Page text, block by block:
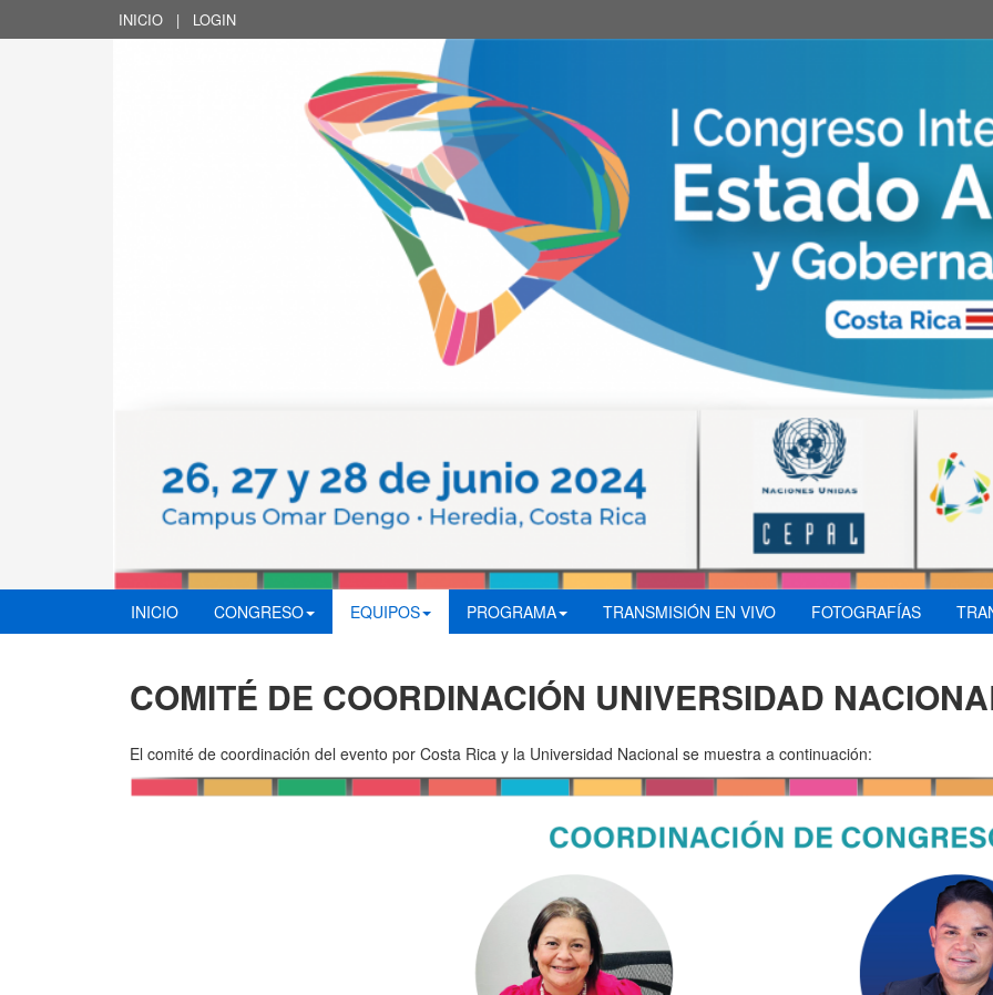
INICIO | LOGIN
INICIO CONGRESO EQUIPOS PROGRAMA TRANSMISIÓN EN VIVO FOTOGRAFÍAS
COMITÉ DE COORDINACIÓN UNIVERSIDAD
El comité de coordinación del evento por Costa Rica y la Universidad Nacional se muestra a continuación: